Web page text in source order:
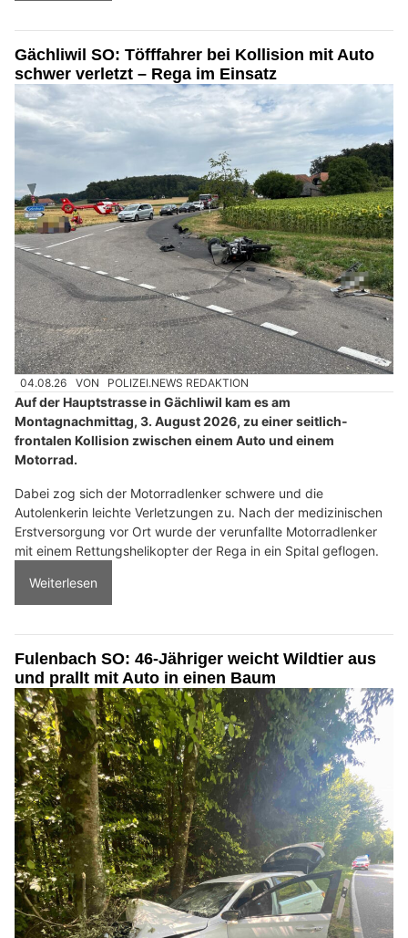
Gächliwil SO: Töfffahrer bei Kollision mit Auto
schwer verletzt – Rega im Einsatz
04.08.26 VON POLIZEI.NEWS REDAKTION
Auf der Hauptstrasse in Gächliwil kam es am
Montagnachmittag, 3. August 2026, zu einer seitlich-
frontalen Kollision zwischen einem Auto und einem
Motorrad.
Dabei zog sich der Motorradlenker schwere und die
Autolenkerin leichte Verletzungen zu. Nach der medizinischen
Erstversorgung vor Ort wurde der verunfallte Motorradlenker
mit einem Rettungshelikopter der Rega in ein Spital geflogen.
Weiterlesen
Fulenbach SO: 46-Jähriger weicht Wildtier aus
und prallt mit Auto in einen Baum